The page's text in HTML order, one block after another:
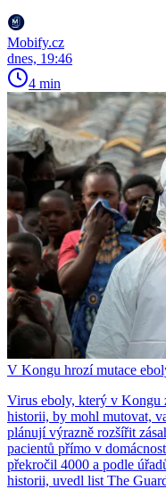
Mobify.cz
dnes, 19:46
4 min
V Kongu hrozí mutace
Virus eboly, který v Kongu
historii, by mohl mutovat,
plánují výrazně rozšířit
pacientů přímo v
překročil 4000 a podle
historii, uvedl list The